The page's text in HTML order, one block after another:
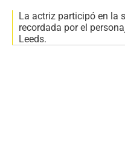
La actriz participó en la
recordada por el
Leeds.